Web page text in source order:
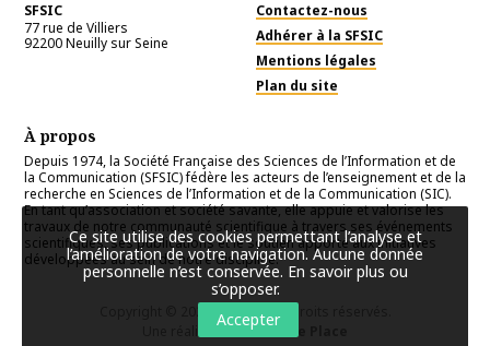
SFSIC
77 rue de Villiers
92200Neuilly sur Seine
Contactez-nous
Adhérer à la SFSIC
Mentions légales
Plan du site
À propos
Depuis 1974, la Société Française des Sciences de l’Information et de
la Communication (SFSIC) fédère les acteurs de l’enseignement et de la
recherche en Sciences de l’Information et de la Communication (SIC).
En tant qu’association et société savante, elle appuie et valorise les
travaux de notre communauté scientifique à travers ses événements
scientifiques, ses publications et le soutien apporté aux initiatives
développées au sein de notre discipline.
SFSIC
. Tous droits réservés.
Une réalisationPremière Place
Ce site utilise des cookies permettant l’analyse et
l’amélioration de votre navigation. Aucune donnée
personnelle n’est conservée. En savoir plus ou
s’opposer.
Accepter